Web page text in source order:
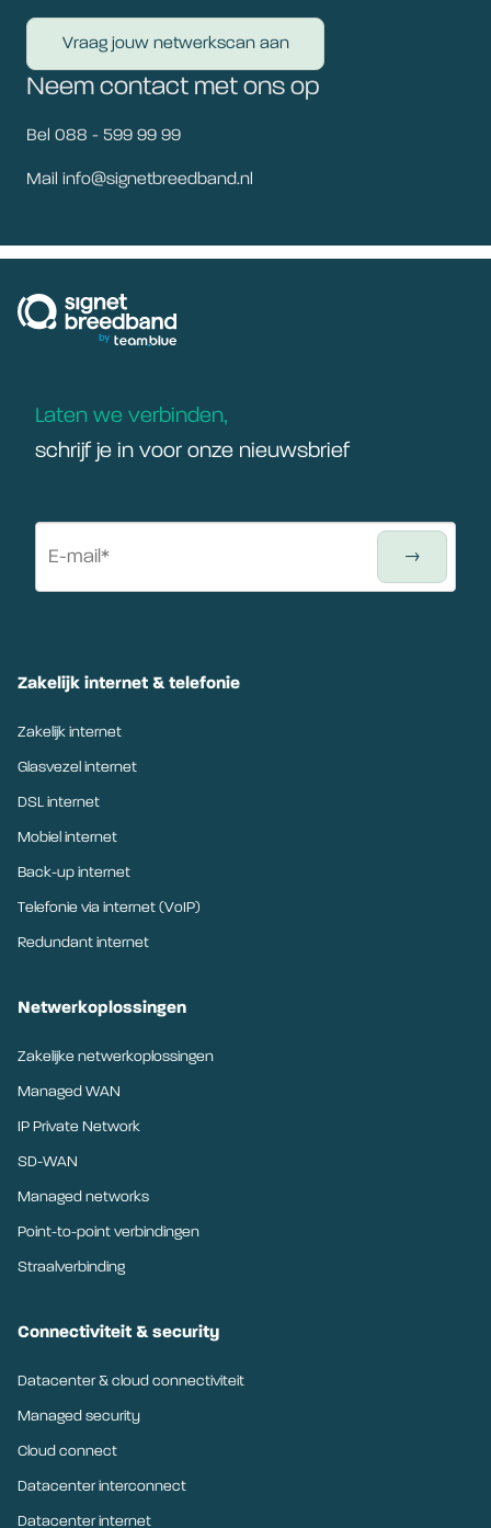
Vraag jouw netwerkscan aan
Neem contact met ons op
Bel 088 - 599 99 99
Mail info@signetbreedband.nl
Laten we verbinden,
schrijf je in voor onze nieuwsbrief
Zakelijk internet & telefonie
Zakelijk internet
Glasvezel internet
DSL internet
Mobiel internet
Back-up internet
Telefonie via internet (VoIP)
Redundant internet
Netwerkoplossingen
Zakelijke netwerkoplossingen
Managed WAN
IP Private Network
SD-WAN
Managed networks
Point-to-point verbindingen
Straalverbinding
Connectiviteit & security
Datacenter & cloud connectiviteit
Managed security
Cloud connect
Datacenter interconnect
Datacenter internet